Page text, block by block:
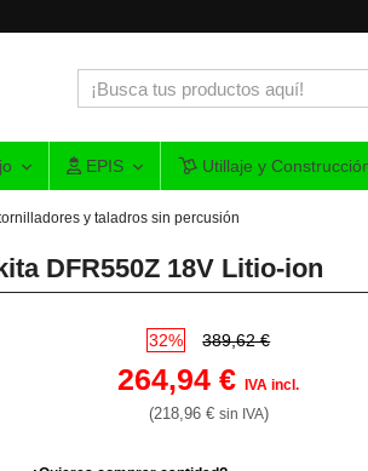
EPIS Utillaje y
y taladros sin percusión
DFR550Z 18V Litio-ion
32% 389,62 €
264,94 €IVA incl.
(218,96 € sin IVA)